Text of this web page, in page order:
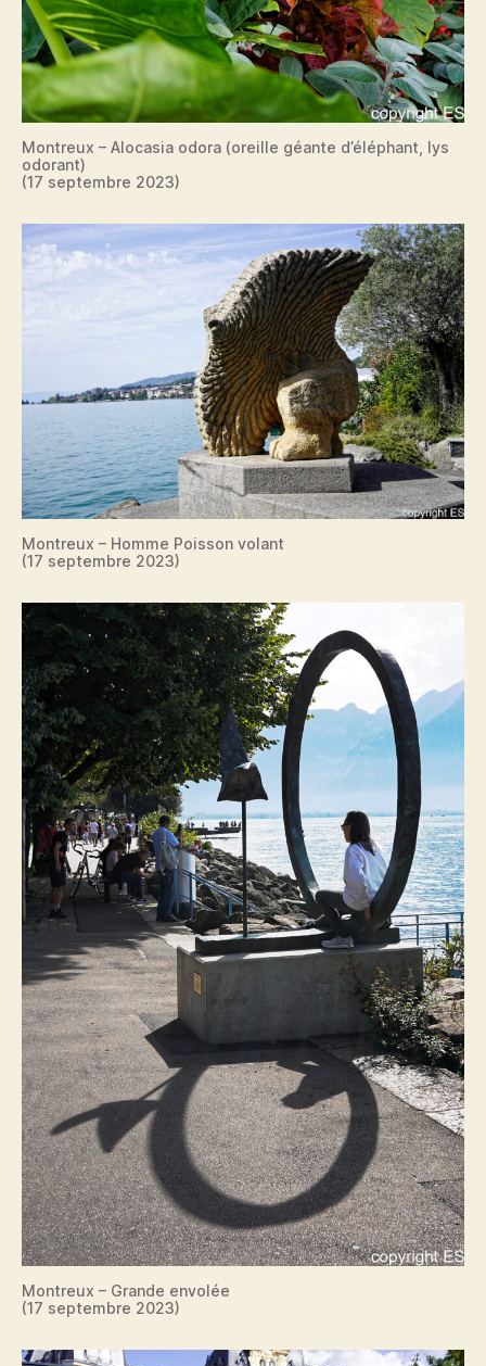
Montreux – Alocasia odora (oreille géante d’éléphant, lys
odorant)
(17 septembre 2023)
Montreux – Homme Poisson volant
(17 septembre 2023)
Montreux – Grande envolée
(17 septembre 2023)